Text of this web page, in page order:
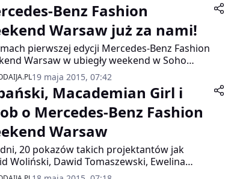
Benz Fashion
Warsaw już za nami!
pierwszej edycji Mercedes-Benz Fashion
Warsaw w ubiegły weekend w Soho
odbyło się 25 pokazów polskich i
projektantów, w tym
polskich projektantów:
Wolińskiego, Łukasza Jemioła i Dawida
19 maja 2015, 07:42
Macademian Girl i
o Mercedes-Benz Fashion
Warsaw
20 pokazów takich projektantów jak
Woliński, Dawid Tomaszewski, Ewelina
Łukasz Jemioł. Tak wyglądała pierwsza